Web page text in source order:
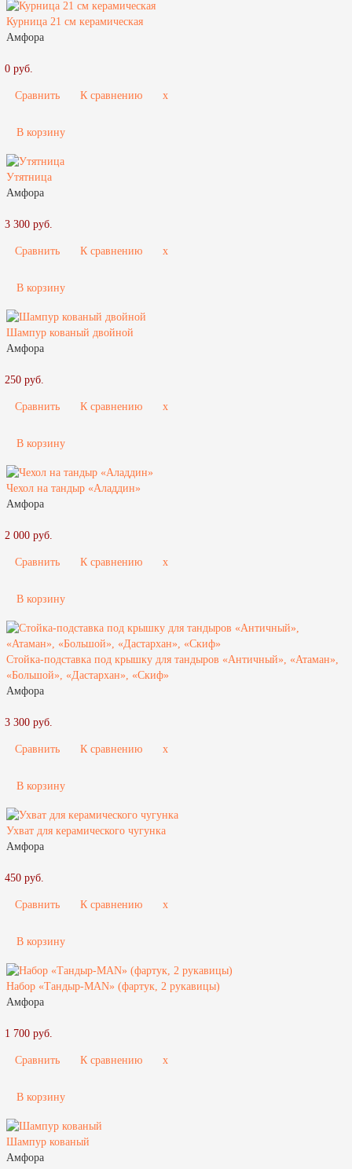
Курница 21 см керамическая
Амфора
0 руб.
Сравнить К сравнению x
В корзину
Утятница
Амфора
3 300 руб.
Сравнить К сравнению x
В корзину
Шампур кованый двойной
Амфора
250 руб.
Сравнить К сравнению x
В корзину
Чехол на тандыр «Аладдин»
Амфора
2 000 руб.
Сравнить К сравнению x
В корзину
Стойка-подставка под крышку для тандыров «Античный», «Атаман»,
«Большой», «Дастархан», «Скиф»
Амфора
3 300 руб.
Сравнить К сравнению x
В корзину
Ухват для керамического чугунка
Амфора
450 руб.
Сравнить К сравнению x
В корзину
Набор «Тандыр-МАN» (фартук, 2 рукавицы)
Амфора
1 700 руб.
Сравнить К сравнению x
В корзину
Шампур кованый
Амфора